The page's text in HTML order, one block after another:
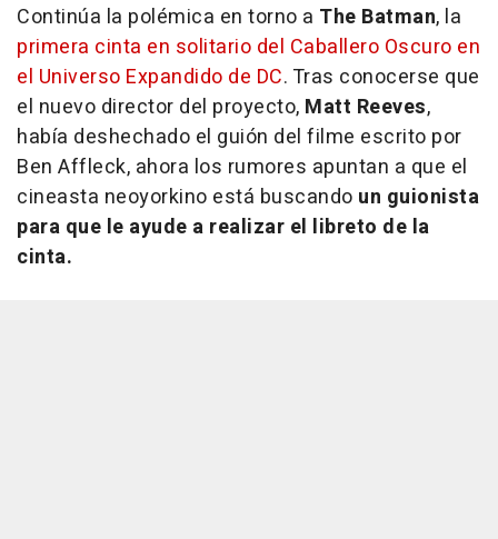
Continúa la polémica en torno a The Batman, la
primera cinta en solitario del Caballero Oscuro en
el Universo Expandido de DC. Tras conocerse que
el nuevo director del proyecto, Matt Reeves,
había deshechado el guión del filme escrito por
Ben Affleck, ahora los rumores apuntan a que el
cineasta neoyorkino está buscando un guionista
para que le ayude a realizar el libreto de la
cinta.